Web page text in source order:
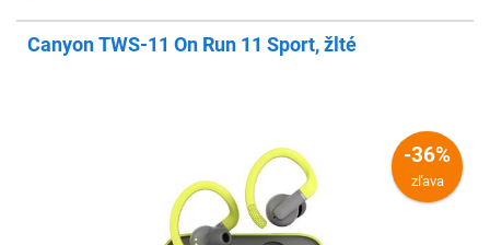
Canyon TWS-11 On Run 11 Sport, žlté
-36%
zľava